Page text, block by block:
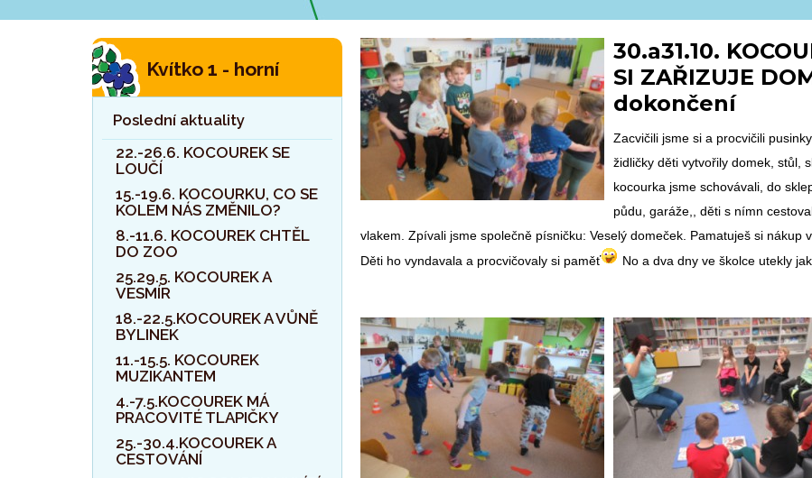
30.a31.10.
SI ZAŘIZUJE
dokončení
Zacvičili jsme si a procvičili
židličky děti vytvořily domek, stůl,
kocourka jsme schovávali, do
půdu, garáže,, děti s nímn
vlakem. Zpívali jsme společně písničku: Veselý domeček. Pamatuješ si nákup
Děti ho vyndavala a procvičovaly si paměť
No a dva dny ve školce utekly
Kvítko 1 - horní
Poslední aktuality
22.-26.6. KOCOUREK SE
LOUČÍ
15.-19.6. KOCOURKU, CO SE
KOLEM NÁS ZMĚNILO?
8.-11.6. KOCOUREK CHTĚL
DO ZOO
25.29.5. KOCOUREK A
VESMÍR
18.-22.5.KOCOUREK A VŮNĚ
BYLINEK
11.-15.5. KOCOUREK
MUZIKANTEM
4.-7.5.KOCOUREK MÁ
PRACOVITÉ TLAPIČKY
25.-30.4.KOCOUREK A
CESTOVÁNÍ